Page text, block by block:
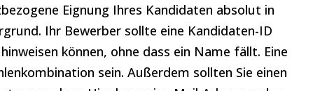
Eignung Ihres Kandidaten absolut in
Ihr Bewerber sollte eine Kandidaten-ID
können, ohne dass ein Name fällt. Eine
sein. Außerdem sollten Sie einen